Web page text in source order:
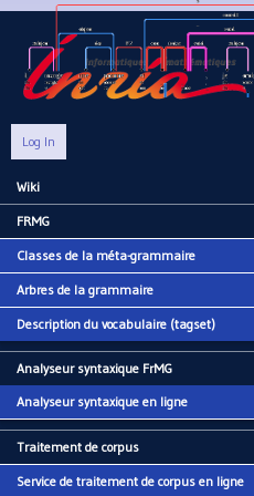
Aller au
Log In
Main menu
Wiki
FRMG
Classes de la méta-grammaire
Arbres de la grammaire
Description du vocabulaire (tagset)
Analyseur syntaxique FrMG
Analyseur syntaxique en ligne
Traitement de corpus
Service de traitement de corpus en ligne